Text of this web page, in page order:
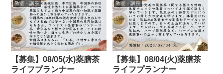
教室・講座
【募集】08/05(水)薬膳茶
ライフプランナー
教室・講座
【募集】08/04(火)薬膳茶
ライフプランナー